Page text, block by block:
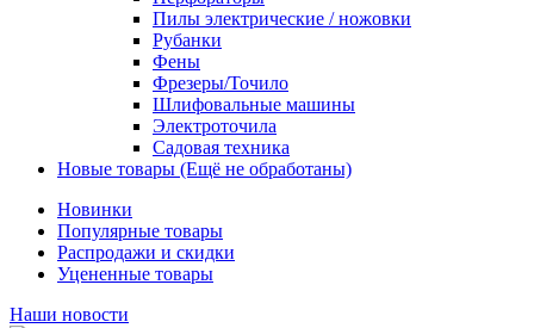
Пилы электрические / ножовки
Рубанки
Фены
Фрезеры/Точило
Шлифовальные машины
Электроточила
Садовая техника
Новые товары (Ещё не обработаны)
Новинки
Популярные товары
Распродажи и скидки
Уцененные товары
Наши новости